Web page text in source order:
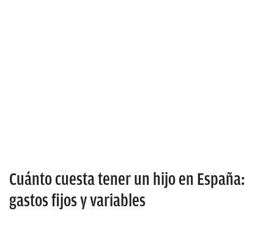
Cuánto cuesta tener un hijo en España:
gastos fijos y variables